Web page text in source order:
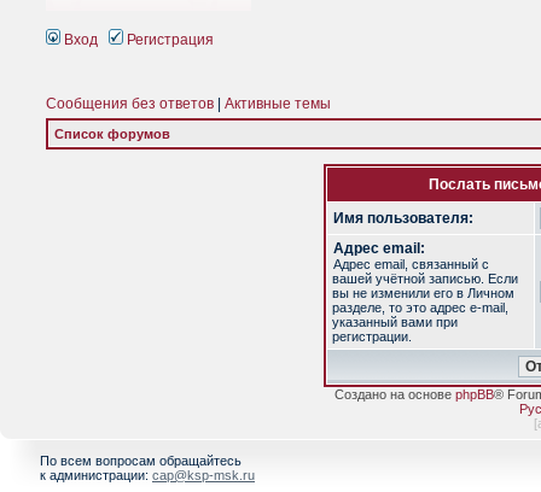
Вход Регистрация
Сообщения без ответов Активные темы
Список форумов
Послать
Имя пользователя:
Адрес email:
Адрес email, связанный с
вашей учётной записью. Если
вы не изменили его в Личном
разделе, то это адрес e-mail,
указанный вами при
регистрации.
Создано на основе phpBB®
[
По всем вопросам обращайтесь
к администрации: cap@ksp-msk.ru